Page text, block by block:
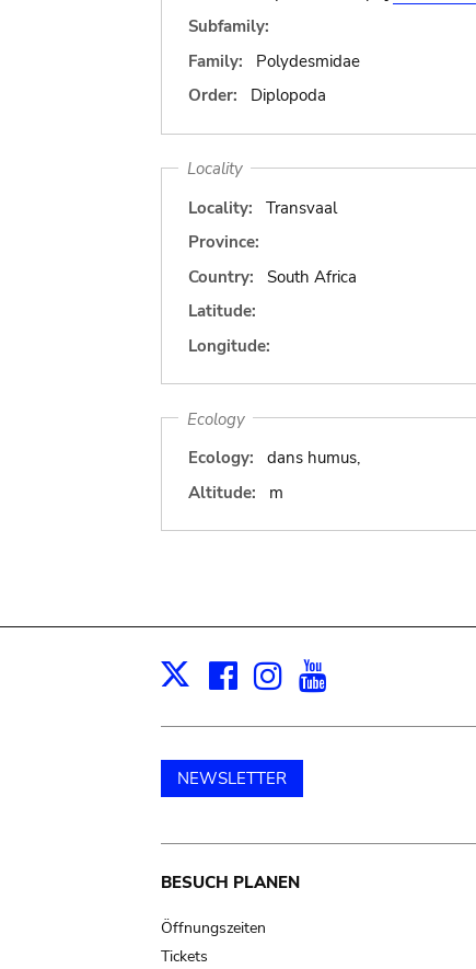
Subfamily:
Family:
Polydesmidae
Order:
Diplopoda
Locality
Locality:
Transvaal
Province:
Country:
South Africa
Latitude:
Longitude:
Ecology
Ecology:
dans humus,
Altitude:
m
X Facebook
Instagram
NEWSLETTER
Main
navigation
BESUCH PLANEN
Öffnungszeiten
Tickets